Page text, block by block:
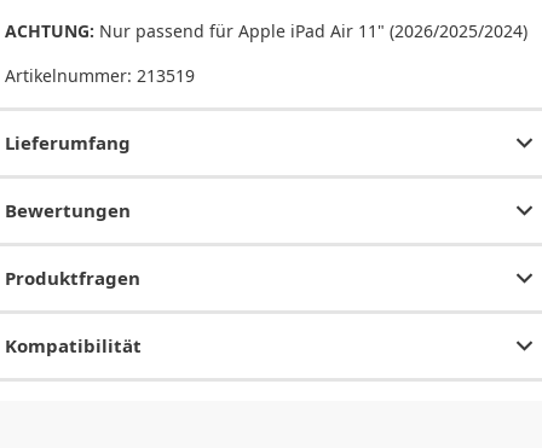
ACHTUNG: Nur passend für Apple iPad Air 11" (2026/2025/2024)
Artikelnummer: 213519
Lieferumfang
Bewertungen
Produktfragen
Kompatibilität